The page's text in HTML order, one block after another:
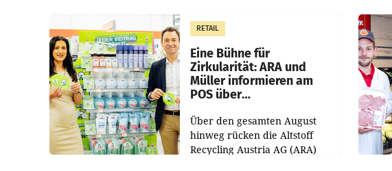
erwirtschaftet, was einem Plus
von 3,8 Prozent gegenüber
dem Vergleichszeitraum
RETAIL
Eine Bühne für
Zirkularität: ARA und
Müller informieren am
POS über
Über den gesamten August
hinweg rücken die Altstoff
Recycling Austria AG (ARA)